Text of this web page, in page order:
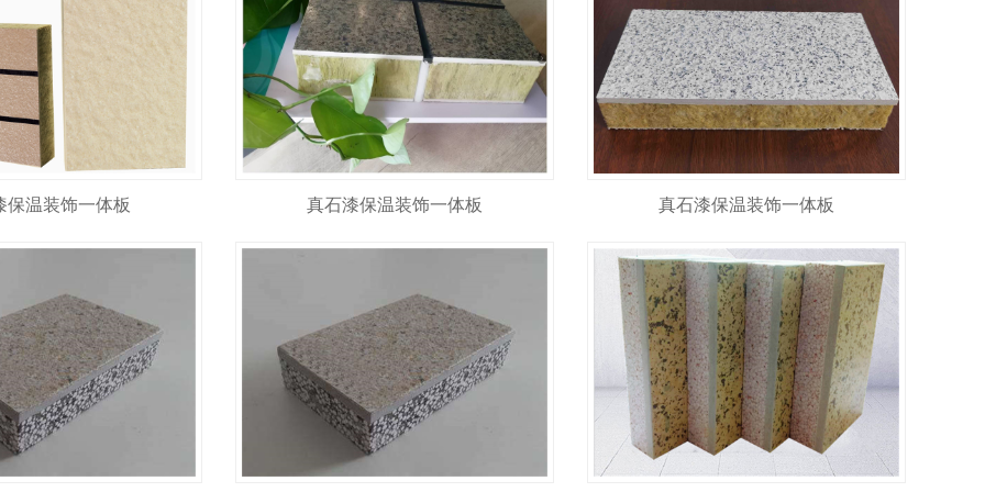
保温装饰一体板 真石漆保温装饰一体板 真石漆保温装饰一体板